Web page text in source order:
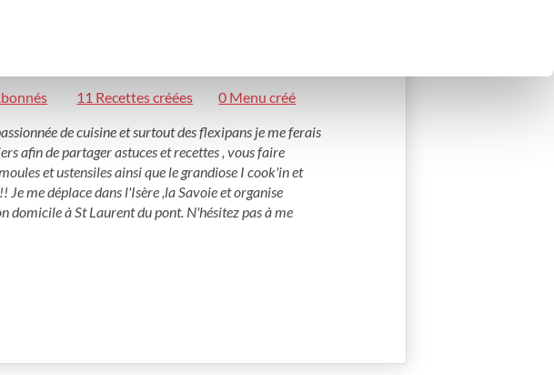
11 Recettes créées
0 Menu créé
de cuisine et surtout des flexipans je me ferais
afin de partager astuces et recettes , vous faire
et ustensiles ainsi que le grandiose I cook'in et
Je me déplace dans l'Isère ,la Savoie et organise
domicile à St Laurent du pont. N'hésitez pas à me